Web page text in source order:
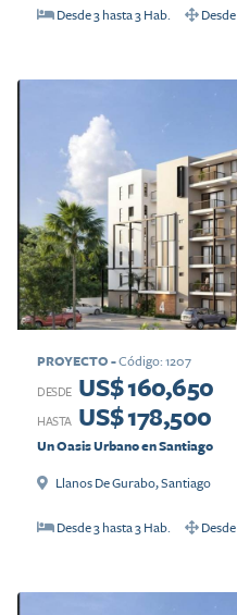
Desde3 hasta 3 Hab. Desde
PROYECTO -Código: 1207
DESDE US$ 160,650
HASTA US$ 178,500
Un Oasis Urbano en Santiago
Llanos De Gurabo,Santiago
Desde3 hasta 3 Hab. Desde